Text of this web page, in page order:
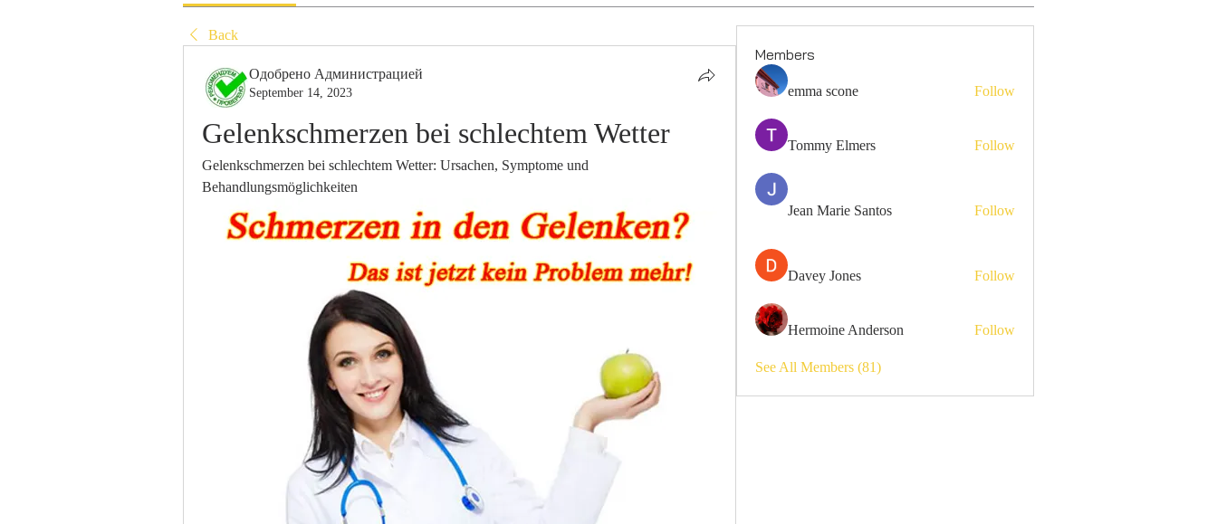
Back
Одобрено Администрацией
September 14, 2023
Gelenkschmerzen bei schlechtem Wetter
Gelenkschmerzen bei schlechtem Wetter: Ursachen, Symptome und
Behandlungsmöglichkeiten
Members
emma scone Follow
Tommy Elmers Follow
Jean Marie Santos Follow
Davey Jones Follow
Hermoine Anderson Follow
See All Members (81)